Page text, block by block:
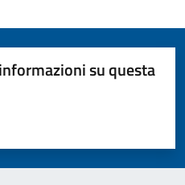
su questa
su 5
5